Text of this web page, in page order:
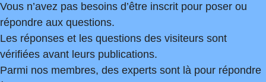
Vous n’avez pas besoins d’être inscrit pour poser ou
répondre aux questions.
Les réponses et les questions des visiteurs sont
vérifiées avant leurs publications.
Parmi nos membres, des experts sont là pour répondre